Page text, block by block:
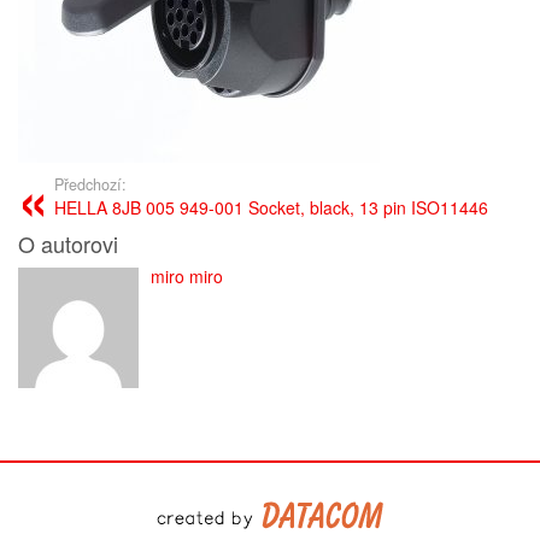
Předchozí:
HELLA 8JB 005 949-001 Socket, black, 13 pin ISO11446
O autorovi
miro miro